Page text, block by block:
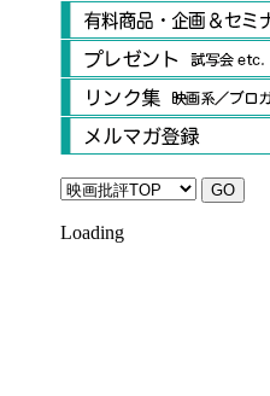
Loading